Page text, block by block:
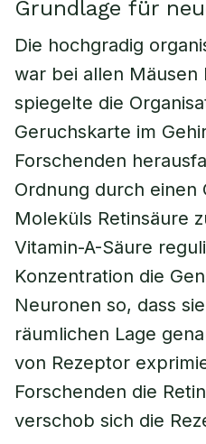
Grundlage für
Die hochgradig
war bei allen Mäusen
spiegelte die
Geruchskarte im
Forschenden
Ordnung durch einen
Moleküls Retinsäure
Vitamin-A-Säure
Konzentration die
Neuronen so, dass
räumlichen Lage
von Rezeptor
Forschenden die
verschob sich die